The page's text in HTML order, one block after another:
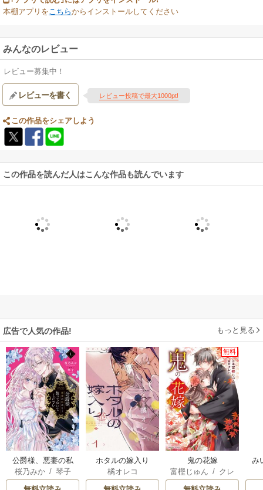
本棚アプリをこちらからインストールしてください
みんなのレビュー
レビュー募集中！
レビューを書く レビュー投稿で最大1000pt!
この作品をシェアしよう
この作品を読んだ人はこんな作品も読んでいます
広告で人気の作品! もっと見る
公爵様、悪妻の私
はもう放っておい
てください
桜乃みか/ 琴子
ホタルの嫁入り
橘オレコ
無料
鬼の花嫁
富樫じゅん / クレ
ハ
み